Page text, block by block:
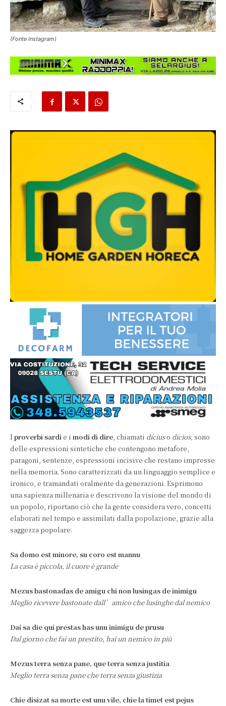
(Fonte Instagram)
Iproverbi sardie i modi di dire, chiamati díciuso dícios, sono
delle espressioni sintetiche che contengono metafore,
paragoni, sentenze, espressioni incisive che restano impresse
nella memoria. Sono caratterizzati da un linguaggio semplice e
ironico, e tramandati oralmente da generazioni. Esprimono
una sapienza millenaria e descrivono la visione del mondo di
un popolo, riportano ciò che la gente considera vero, concetti
elaborati nel tempo e assimilati dalla popolazione, grazie alla
saggezza popolare.
Sa domo est minore, su coro est mannu
La casa è piccola, il cuore è grande
Mezus bastonadas de amigu chi non lusingas de inimigu
Meglio ricevere bastonate dall’amico che lusinghe dal nemico
Dai sa die qui prestas has unu inimigu de prusu
Dal giorno che fai un prestito, hai un nemico in più
Mezus terra senza pane, que terra senza justitia
Meglio terra senza pane che terra senza giustizia
Chie disizat sa morte est unu vile, chie la timet est pejus